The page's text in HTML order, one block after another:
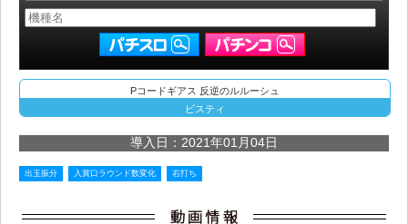
Pコードギアス 反逆のルルーシュ
ビスティ
導入日：2021年01月04日
出玉振分 入賞口ラウンド数変化 右打ち